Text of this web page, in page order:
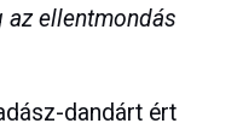
az ellentmondás
dandárt ért